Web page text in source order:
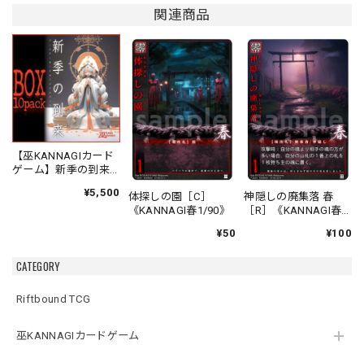
CATEGORY
Riftbound TCG
巫KANNAGIカードゲーム
関連商品
【巫KANNAGIカード
ゲーム】新季の到来
¥5,500
体探しの園［C］
《KANNAGI春1/90》
¥50
神隠しの廃集落 春
［R］《KANNAGI春
¥100